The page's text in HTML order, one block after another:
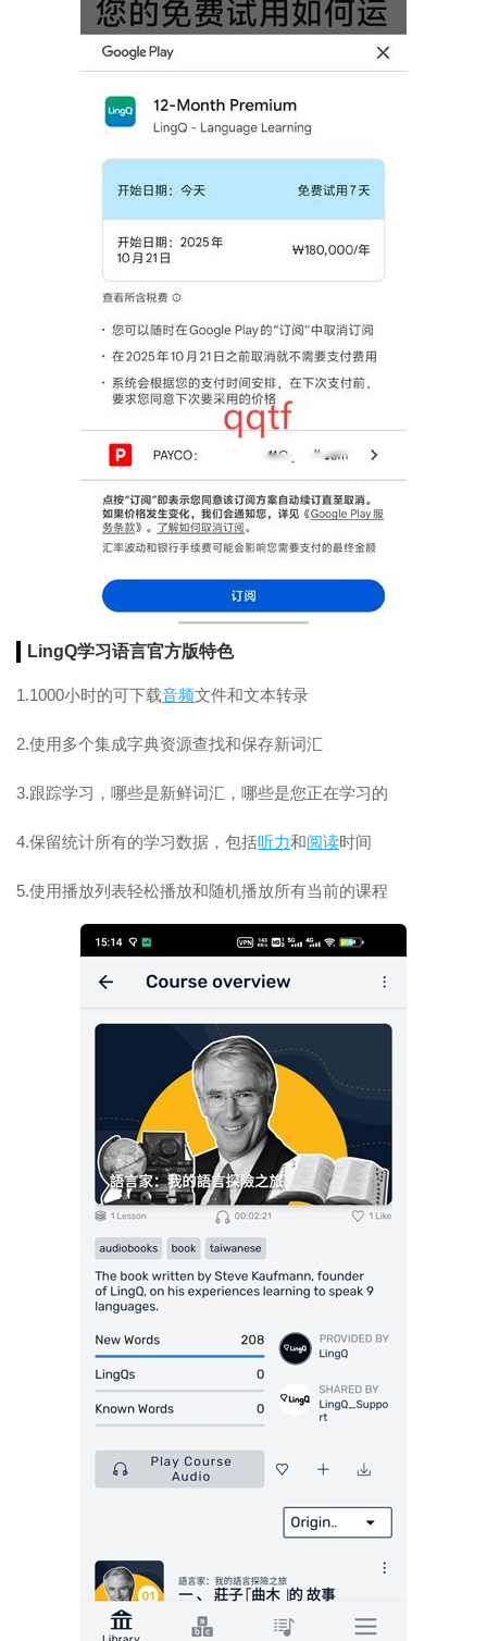
LingQ学习语言官方版特色
1.1000小时的可下载音频文件和文本转录
2.使用多个集成字典资源查找和保存新词汇
3.跟踪学习，哪些是新鲜词汇，哪些是您正在学习的
4.保留统计所有的学习数据，包括听力和阅读时间
5.使用播放列表轻松播放和随机播放所有当前的课程